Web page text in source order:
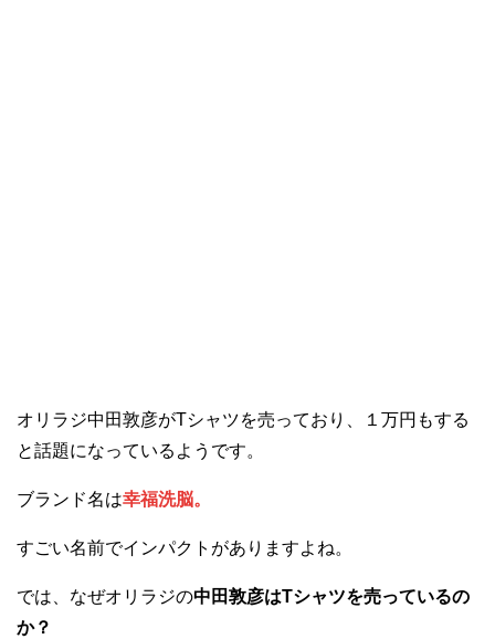
オリラジ中田敦彦がTシャツを売っており、１万円もする
と話題になっているようです。
ブランド名は幸福洗脳。
すごい名前でインパクトがありますよね。
では、なぜオリラジの中田敦彦はTシャツを売っているの
か？